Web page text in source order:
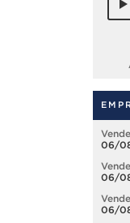
06/
06/
06/